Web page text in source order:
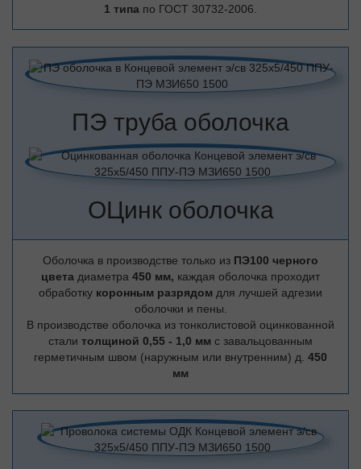
1 типа по ГОСТ 30732-2006.
ПЭ труба оболочка
ОЦинк оболочка
Оболочка в производстве только из ПЭ100 черного
цвета диаметра 450 мм, каждая оболочка проходит
обработку коронным разрядом для лучшей адгезии
оболочки и пены.
В производстве оболочка из тонколистовой оцинкованной
стали толщиной 0,55 - 1,0 мм с завальцованным
герметичным швом (наружным или внутренним) д. 450
мм